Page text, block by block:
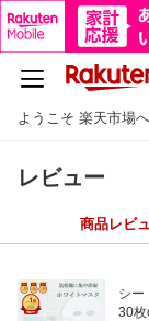
ようこそ 楽天市場へ
レビュー
商品レビ
シー
30枚